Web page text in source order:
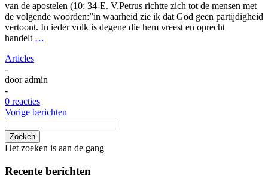
van de apostelen (10: 34-E. V.Petrus richtte zich tot de mensen met
de volgende woorden:”in waarheid zie ik dat God geen partijdigheid
vertoont. In ieder volk is degene die hem vreest en oprecht
handelt …
Articles
-
dooradmin
-
0 reacties
Vorige berichten
Zoeken
Het zoeken is aan de gang
Recente berichten